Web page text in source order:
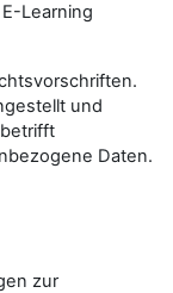
Learning
und
Daten.
zur